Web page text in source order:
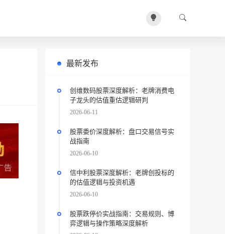
最新发布
创维数码股票深度解析：老牌消费电
子龙头的估值重估逻辑研判
2026-06-11
股票委价深度解析：盘口交易信号实
战指南
2026-06-10
信中利股票深度解析：老牌创投标的
的估值逻辑与投资机遇
2026-06-10
股票跌停价实战指南：交易规则、博
弈逻辑与操作策略深度解析